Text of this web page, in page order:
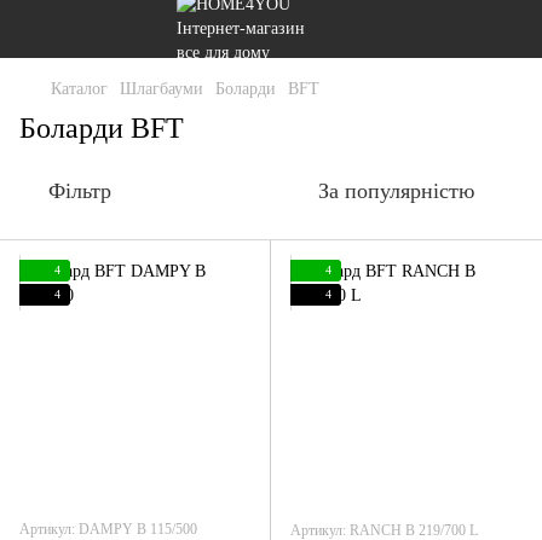
Каталог Шлагбауми Боларди BFT
Боларди BFT
Фільтр За популярністю
4
4
Артикул: DAMPY B 115/500
4
4
Артикул: RANCH B 219/700 L